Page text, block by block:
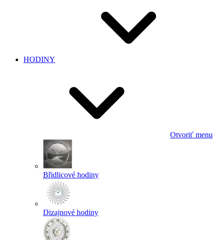
HODINY
Otvoriť menu
Břidlicové hodiny
Dizajnové hodiny